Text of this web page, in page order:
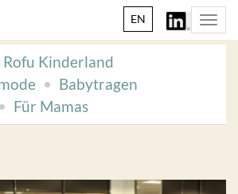
EN
Rofu Kinderland
Babytragen
Für Mamas